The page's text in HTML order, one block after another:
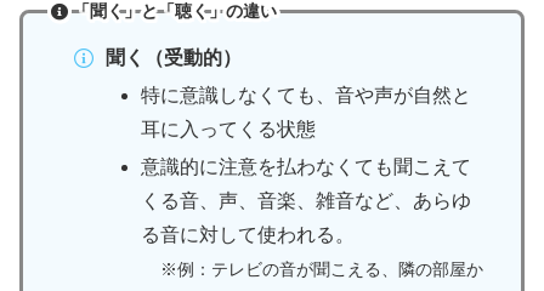
「聞く」と「聴く」の違い
聞く（受動的）
特に意識しなくても、音や声が自然と
耳に入ってくる状態
意識的に注意を払わなくても聞こえて
くる音、声、音楽、雑音など、あらゆ
る音に対して使われる。
※例：テレビの音が聞こえる、隣の部屋か